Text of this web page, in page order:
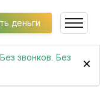
деньги
звонков. Без
×